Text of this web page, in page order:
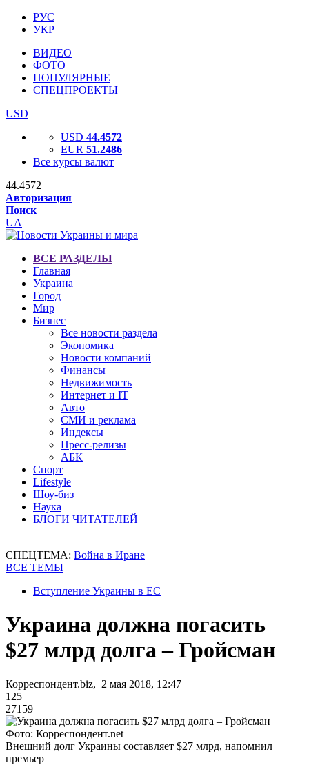
РУС
УКР
ВИДЕО
ФОТО
ПОПУЛЯРНЫЕ
СПЕЦПРОЕКТЫ
USD
USD 44.4572
EUR 51.2486
Все курсы валют
44.4572
Авторизация
Поиск
UA
ВСЕ РАЗДЕЛЫ
Главная
Украина
Город
Мир
Бизнес
Все новости раздела
Экономика
Новости компаний
Финансы
Недвижимость
Интернет и IT
Авто
СМИ и реклама
Индексы
Пресс-релизы
АБК
Спорт
Lifestyle
Шоу-биз
Наука
БЛОГИ ЧИТАТЕЛЕЙ
СПЕЦТЕМА: Война в Иране
ВСЕ ТЕМЫ
Вступление Украины в ЕС
Украина должна погасить
$27 млрд долга – Гройсман
Корреспондент.biz, 2 мая 2018, 12:47
125
27159
Фото: Корреспондент.net
Внешний долг Украины составляет $27 млрд, напомнил
премьер